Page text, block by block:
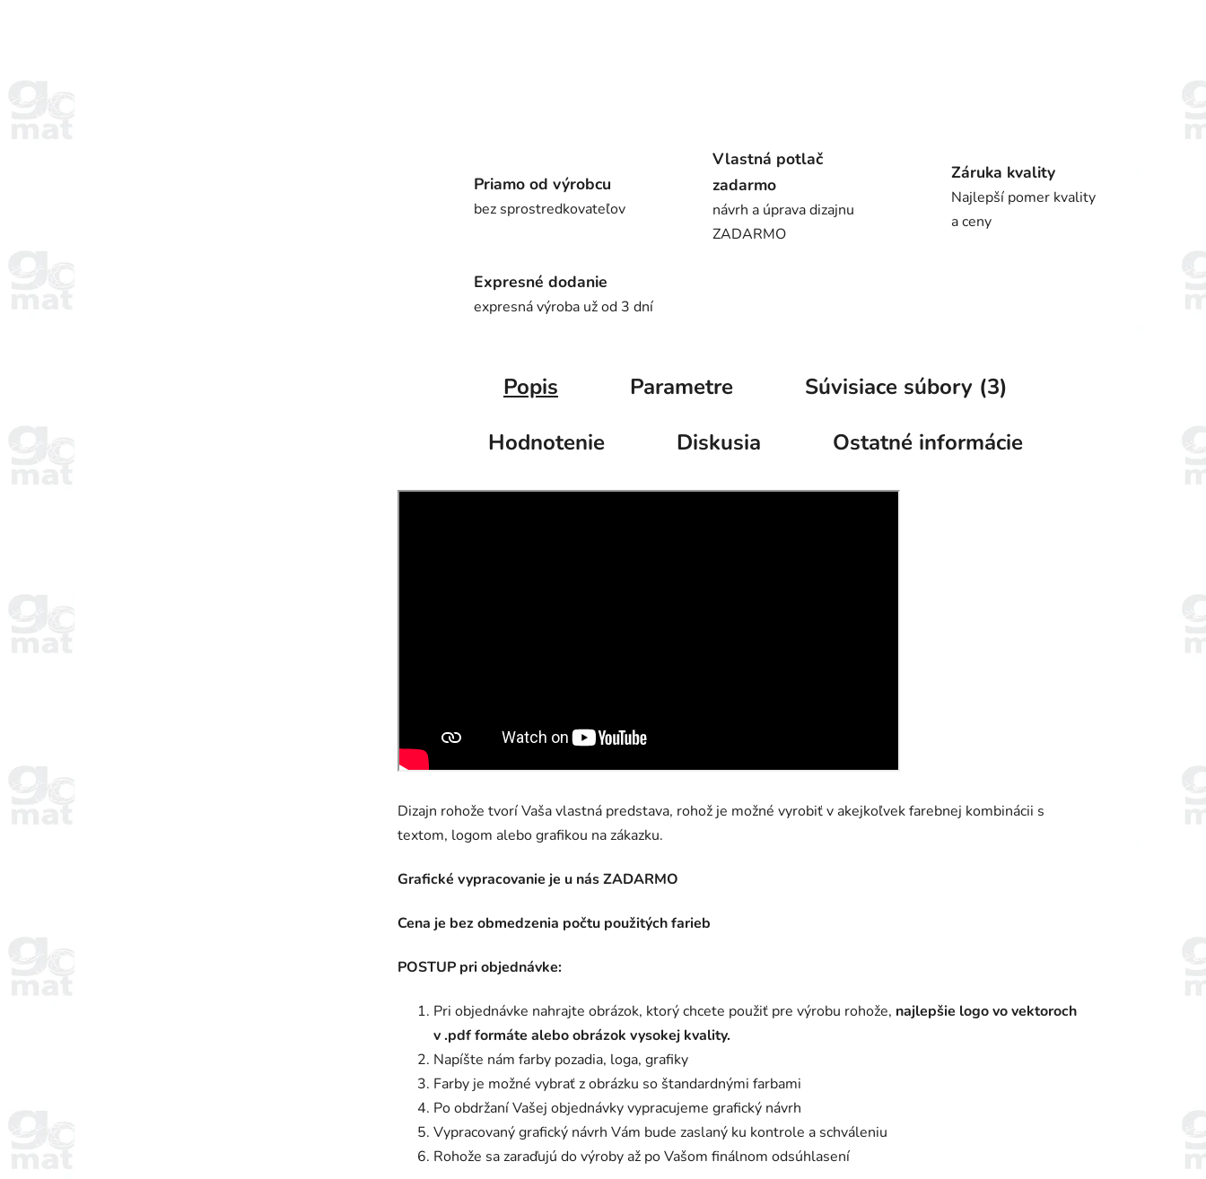
Priamo od výrobcu
bez sprostredkovateľov
Vlastná potlač
zadarmo
návrh a úprava dizajnu
ZADARMO
Záruka kvality
Najlepší pomer kvality
a ceny
Expresné dodanie
expresná výroba už od 3 dní
Popis Parametre
Súvisiace súbory (3)
Hodnotenie
Diskusia Ostatné informácie
Dizajn rohože tvorí Vaša vlastná predstava, rohož je možné vyrobiť v akejkoľvek farebnej kombinácii s
textom, logom alebo grafikou na zákazku.
Grafické vypracovanie je u nás ZADARMO
Cena je bez obmedzenia počtu použitých farieb
POSTUP pri objednávke:
Pri objednávke nahrajte obrázok, ktorý chcete použiť pre výrobu rohože, najlepšie logo vo vektoroch
v .pdf formáte alebo obrázok vysokej kvality.
Napíšte nám farby pozadia, loga, grafiky
Farby je možné vybrať z obrázku so štandardnými farbami
Po obdržaní Vašej objednávky vypracujeme grafický návrh
Vypracovaný grafický návrh Vám bude zaslaný ku kontrole a schváleniu
Rohože sa zaraďujú do výroby až po Vašom finálnom odsúhlasení